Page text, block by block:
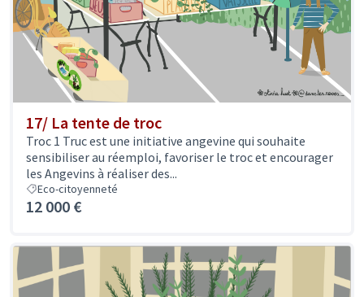
17/ La tente de troc
Troc 1 Truc est une initiative angevine qui souhaite
sensibiliser au réemploi, favoriser le troc et encourager
les Angevins à réaliser des...
Eco-citoyenneté
12 000 €